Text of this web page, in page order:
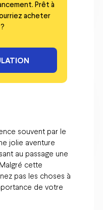
Prêt à
acheter
souvent par le
jolie aventure
au passage une
cette
pas les choses à
de votre